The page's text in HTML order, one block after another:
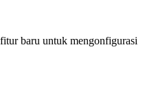
baru untuk mengonfigurasi